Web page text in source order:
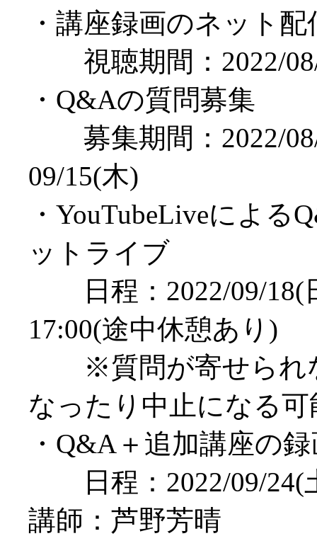
・講座録画のネット配
視聴期間：2022/08/
・Q&Aの質問募集
募集期間：2022/
09/15(木)
・YouTubeLiveによる
ットライブ
日程：2022/09/18(
17:00(途中休憩あり)
※質問が寄せられ
なったり中止になる
・Q&A＋追加講座の
日程：2022/09/24(
講師：芦野芳晴